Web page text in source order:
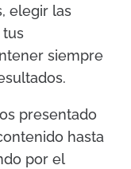
elegir las
tus
siempre
presentado
hasta
por el